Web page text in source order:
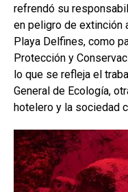
refrendó su
en peligro de extinción
Playa Delfines, como
Protección y
lo que se refleja el
General de Ecología,
hotelero y la sociedad